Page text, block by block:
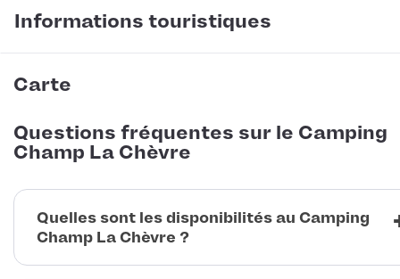
Informations touristiques
Carte
Questions fréquentes sur le Camping
Champ La Chèvre
Quelles sont les disponibilités au Camping
Champ La Chèvre ?